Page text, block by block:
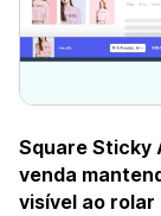
Square Sticky
venda
visível ao rolar